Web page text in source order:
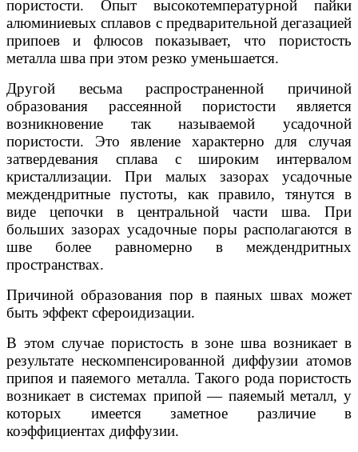
пористости. Опыт высокотемпературной пайки
алюминиевых сплавов с предварительной дегазацией
припоев и флюсов показывает, что пористость
металла шва при этом резко уменьшается.
Другой весьма распространенной причиной
образования рассеянной пористости является
возникновение так называемой усадочной
пористости. Это явление характерно для случая
затвердевания сплава с широким интервалом
кристаллизации. При малых зазорах усадочные
междендритные пустоты, как правило, тянутся в
виде цепочки в центральной части шва. При
больших зазорах усадочные поры располагаются в
шве более равномерно в междендритных
пространствах.
Причиной образования пор в паяных швах может
быть эффект сфероидизации.
В этом случае пористость в зоне шва возникает в
результате нескомпенсированной диффузии атомов
припоя и паяемого металла. Такого рода пористость
возникает в системах припой — паяемый металл, у
которых имеется заметное различие в
коэффициентах диффузии.